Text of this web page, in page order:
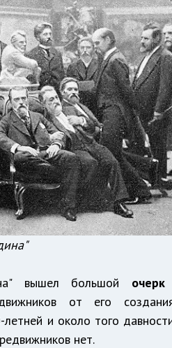
вышел большой очерк
от его
и около того
нет.